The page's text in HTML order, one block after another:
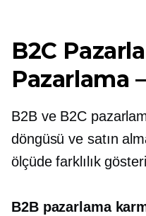
B2C
Pazarlama
B2B ve B2C
döngüsü ve satın
ölçüde farklılık
B2B pazarlama